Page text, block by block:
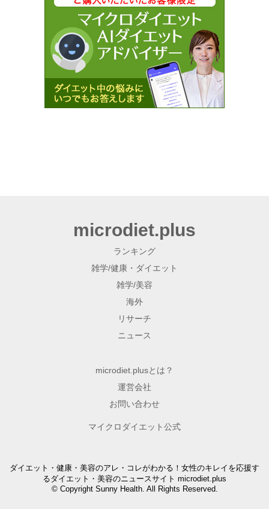
microdiet.plus
ランキング
雑学/健康・ダイエット
雑学/美容
海外
リサーチ
ニュース
microdiet.plusとは？
運営会社
お問い合わせ
マイクロダイエット公式
ダイエット・健康・美容のアレ・コレがわかる！女性のキレイを応援す
るダイエット・美容のニュースサイト microdiet.plus
© Copyright Sunny Health. All Rights Reserved.